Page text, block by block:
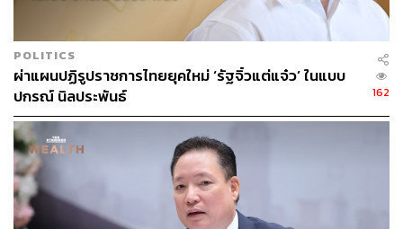
แม้ตัวเลขเหล่านี้จะสูงลิ่ว แต่ก็เริ่มมีสัญญาณว่าบางบริษัท
กำลังหา ‘ความคุ้มค่า’ จากการใช้ AI ได้ยากขึ้น โดยประธาน
และซีโอโอของ Uber ยอมรับว่าการหาเหตุผลมารองรับ
ต้นทุน AI ในบริษัทยากขึ้นเรื่อยๆ ขณะที่ก่อนหน้านี้ฝ่าย
เทคโนโลยีของ Uber เคยเปิดเผยว่าบริษัทใช้งบประมาณ
สำหรับ Claude Code ของทั้งปี 2026 หมดภายในเวลาเพียง 4
เดือน
POLITICS
ผ่าแผนปฏิรูปราชการไทยยุคใหม่ ‘รัฐจิ๋วแต่แจ๋ว’ ในแบบ
ปกรณ์ นิลประพันธ์
162